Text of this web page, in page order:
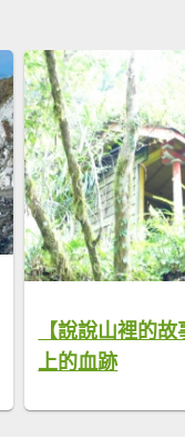
【說說山裡的
上的血跡